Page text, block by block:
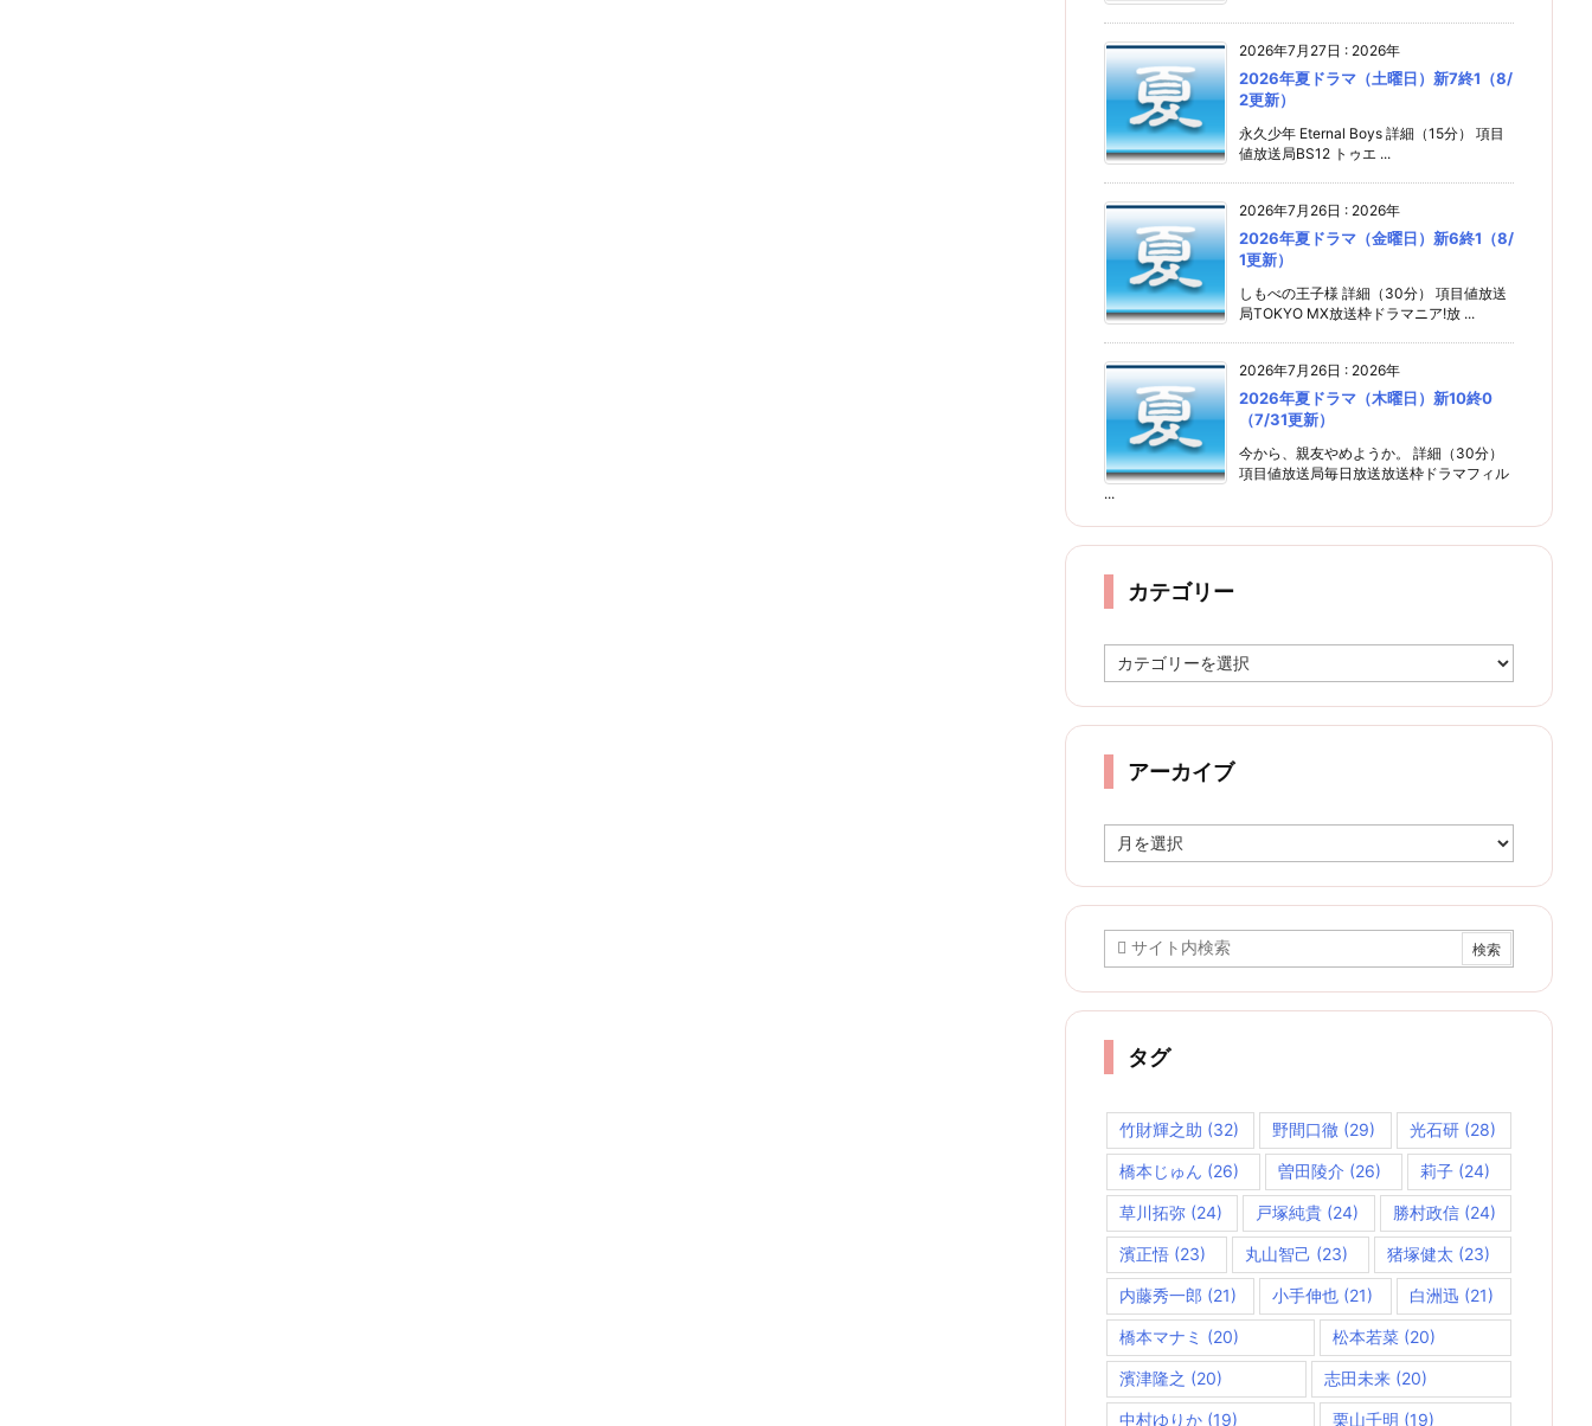
2026年7月27日 : 2026年
2026年夏ドラマ（土曜日）新7終1（8/
2更新）
永久少年 Eternal Boys 詳細（15分） 項目
値放送局BS12 トゥエ ...
2026年7月26日 : 2026年
2026年夏ドラマ（金曜日）新6終1（8/
1更新）
しもべの王子様 詳細（30分） 項目値放送
局TOKYO MX放送枠ドラマニア!放 ...
2026年7月26日 : 2026年
2026年夏ドラマ（木曜日）新10終0
（7/31更新）
今から、親友やめようか。 詳細（30分）
項目値放送局毎日放送放送枠ドラマフィル
...
カテゴリー
テ
リ
アーカイブ
ー
イ
タグ
竹財輝之助 (32) 野間口徹 (29) 光石研(28)
橋本じゅん (26) 曽田陵介 (26) 莉子 (24)
草川拓弥 (24) 戸塚純貴 (24) 勝村政信(24)
濱正悟 (23) 丸山智己 (23) 猪塚健太 (23)
内藤秀一郎 (21) 小手伸也 (21) 白洲迅 (21)
橋本マナミ (20) 松本若菜 (20)
濱津隆之 (20) 志田未来 (20)
中村ゆりか (19) 栗山千明 (19)